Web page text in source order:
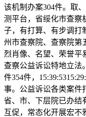
该机制办案304件。取
测平台，省绥化市查察
子，有打算、有步调打
州市查察院、查察院第
烈肖像、名望、荣誉平
查察公益诉讼特地立法
件354件，
事。公益诉讼各类案件
省、市、下层院已办结
互促，常态化开展宏不